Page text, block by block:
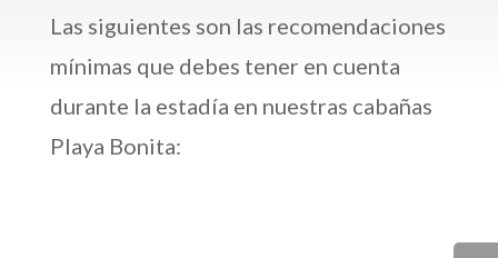
Las siguientes son las recomendaciones
mínimas que debes tener en cuenta
durante la estadía en nuestras cabañas
Playa Bonita: